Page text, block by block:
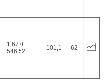
1.67.0
546.52
101,1 62